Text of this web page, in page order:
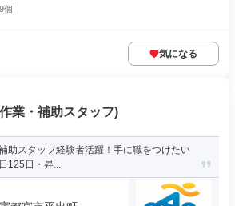
個
気になる
業・補助スタッフ)
助スタッフ経験者活躍！手に職をつけたい
125日・昇...